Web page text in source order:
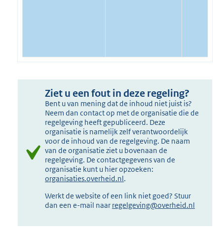
Ziet u een fout in deze regeling?
Bent u van mening dat de inhoud niet juist is?
Neem dan contact op met de organisatie die de
regelgeving heeft gepubliceerd. Deze
organisatie is namelijk zelf verantwoordelijk
voor de inhoud van de regelgeving. De naam
van de organisatie ziet u bovenaan de
regelgeving. De contactgegevens van de
organisatie kunt u hier opzoeken:
organisaties.overheid.nl.
Werkt de website of een link niet goed? Stuur
dan een e-mail naar regelgeving@overheid.nl